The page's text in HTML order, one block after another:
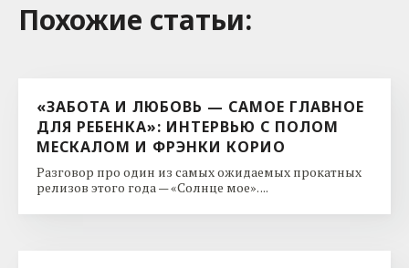
Похожие cтатьи:
«ЗАБОТА И ЛЮБОВЬ — САМОЕ ГЛАВНОЕ
ДЛЯ РЕБЕНКА»: ИНТЕРВЬЮ С ПОЛОМ
МЕСКАЛОМ И ФРЭНКИ КОРИО
Разговор про один из самых ожидаемых прокатных
релизов этого года — «Солнце мое». ...